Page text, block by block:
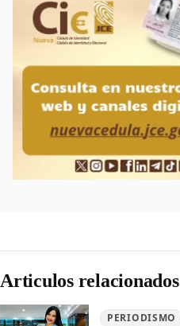
Articulos relacionados
PERIODISMO